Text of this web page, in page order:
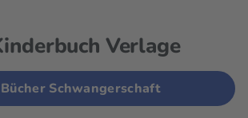
Verlage
Bücher Schwangerschaft